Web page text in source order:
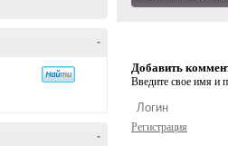
-
-
Добавить
Введите свое имя и
Регистрация